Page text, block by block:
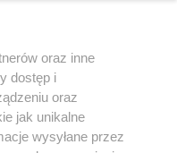
oraz inne
dostęp i
oraz
jak unikalne
wysyłane przez